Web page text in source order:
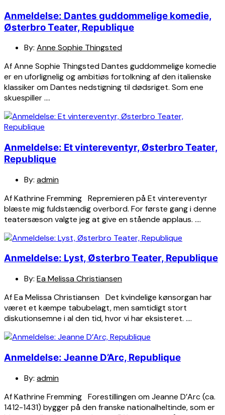
Anmeldelse: Dantes guddommelige komedie,
Østerbro Teater, Republique
By: Anne Sophie Thingsted
Af Anne Sophie Thingsted Dantes guddommelige komedie
er en uforlignelig og ambitiøs fortolkning af den italienske
klassiker om Dantes nedstigning til dødsriget. Som ene
skuespiller ….
Anmeldelse: Et vintereventyr, Østerbro Teater,
Republique
By: admin
Af Kathrine Fremming Repremieren på Et vintereventyr
blæste mig fuldstændig overbord. For første gang i denne
teatersæson valgte jeg at give en stående applaus. ….
Anmeldelse: Lyst, Østerbro Teater, Republique
By: Ea Melissa Christiansen
Af Ea Melissa Christiansen Det kvindelige kønsorgan har
været et kæmpe tabubelagt, men samtidigt stort
diskutionsemne i al den tid, hvor vi har eksisteret. ….
Anmeldelse: Jeanne D’Arc, Republique
By: admin
Af Kathrine Fremming Forestillingen om Jeanne D’Arc (ca.
1412-1431) bygger på den franske nationalheltinde, som er